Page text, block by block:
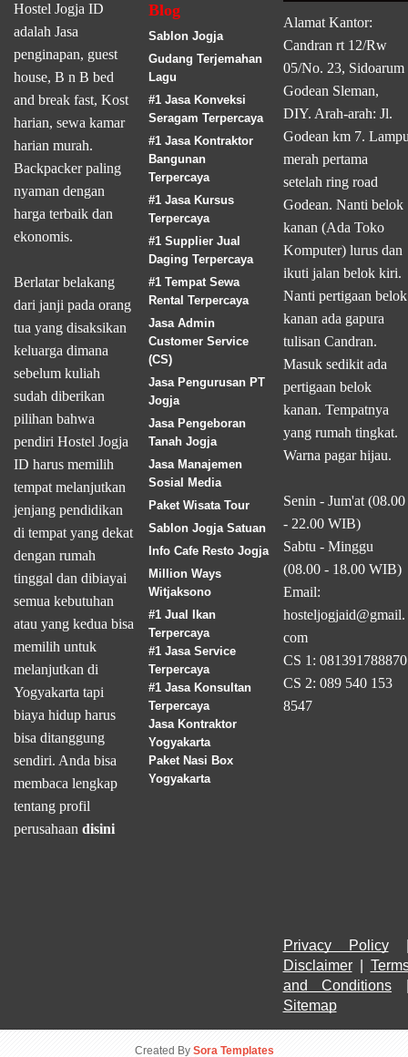
Hostel Jogja ID
adalah Jasa
penginapan, guest
house, B n B bed
and break fast, Kost
harian, sewa kamar
harian murah.
Backpacker paling
nyaman dengan
harga terbaik dan
ekonomis.
Berlatar belakang
dari janji pada orang
tua yang disaksikan
keluarga dimana
sebelum kuliah
sudah diberikan
pilihan bahwa
pendiri Hostel Jogja
ID harus memilih
tempat melanjutkan
jenjang pendidikan
di tempat yang dekat
dengan rumah
tinggal dan dibiayai
semua kebutuhan
atau yang kedua bisa
memilih untuk
melanjutkan di
Yogyakarta tapi
biaya hidup harus
bisa ditanggung
sendiri. Anda bisa
membaca lengkap
tentang profil
perusahaan disini
Blog
Sablon Jogja
Gudang Terjemahan
Lagu
#1 Jasa Konveksi
Seragam Terpercaya
#1 Jasa Kontraktor
Bangunan
Terpercaya
#1 Jasa Kursus
Terpercaya
#1 Supplier Jual
Daging Terpercaya
#1 Tempat Sewa
Rental Terpercaya
Jasa Admin
Customer Service
(CS)
Jasa Pengurusan PT
Jogja
Jasa Pengeboran
Tanah Jogja
Jasa Manajemen
Sosial Media
Paket Wisata Tour
Sablon Jogja Satuan
Info Cafe Resto Jogja
Million Ways
Witjaksono
#1 Jual Ikan
Terpercaya
#1 Jasa Service
Terpercaya
#1 Jasa Konsultan
Terpercaya
Jasa Kontraktor
Yogyakarta
Paket Nasi Box
Yogyakarta
Alamat Kantor:
Candran rt 12/Rw
05/No. 23, Sidoarum
Godean Sleman,
DIY. Arah-arah: Jl.
Godean km 7.
merah pertama
setelah ring road
Godean. Nanti belok
kanan (Ada Toko
Komputer) lurus dan
ikuti jalan belok kiri.
Nanti pertigaan belok
kanan ada gapura
tulisan Candran.
Masuk sedikit ada
pertigaan belok
kanan. Tempatnya
yang rumah tingkat.
Warna pagar hijau.
Senin - Jum'at (08.00
- 22.00 WIB)
Sabtu - Minggu
(08.00 - 18.00 WIB)
Email:
hosteljogjaid@gmail.
com
CS 1: 081391788870
CS 2: 089 540 153
8547
Privacy Policy
Disclaimer |
and Conditions
Sitemap
Created By Sora Templates